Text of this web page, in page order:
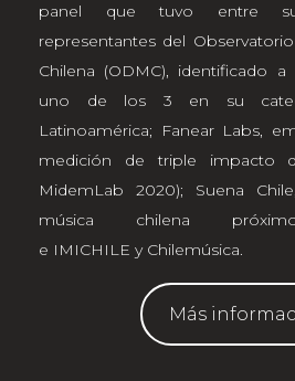
panel que tuvo entre
representantes del
Chilena (ODMC), identificado
uno de los 3 en su
Latinoamérica; Fanear Labs,
medición de triple impacto
MidemLab 2020); Suena
música chilena
e IMICHILE y Chilemúsica.
Más